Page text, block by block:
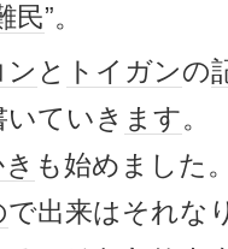
民”。
と トイガンの
いていき ます。
も始めました
で出来はそれな